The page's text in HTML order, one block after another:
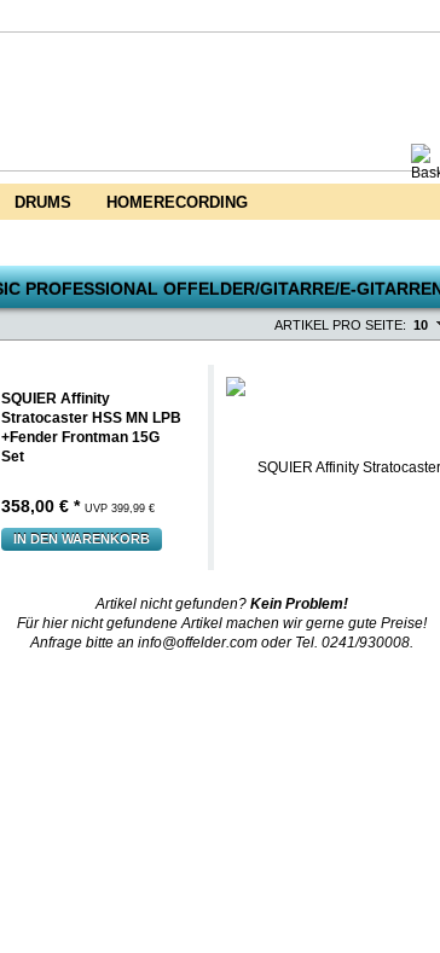
DRUMS HOMERECORDING
ARTIKEL PRO SEITE: 10
SQUIER Affinity
Stratocaster HSS MN LPB
+Fender Frontman 15G
Set
358,00 € * UVP 399,99 €
IN DEN WARENKORB
Artikel nicht gefunden? Kein Problem!
Für hier nicht gefundene Artikel machen wir gerne gute Preise!
Anfrage bitte an info@offelder.comoder Tel. 0241/930008.